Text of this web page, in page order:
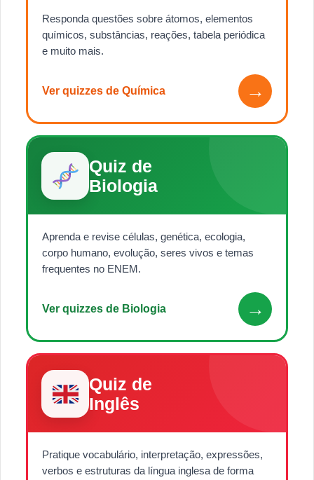
Responda questões sobre átomos, elementos
químicos, substâncias, reações, tabela periódica
e muito mais.
Ver quizzes de Química →
Quiz de
Biologia
Aprenda e revise células, genética, ecologia,
corpo humano, evolução, seres vivos e temas
frequentes no ENEM.
Ver quizzes de Biologia →
Quiz de
Inglês
Pratique vocabulário, interpretação, expressões,
verbos e estruturas da língua inglesa de forma